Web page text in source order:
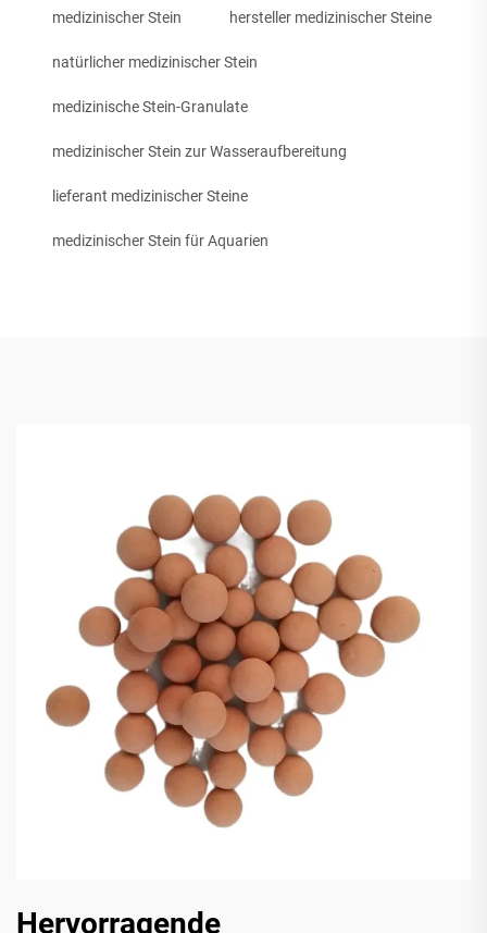
medizinischer Stein hersteller medizinischer Steine
natürlicher medizinischer Stein
medizinische Stein-Granulate
medizinischer Stein zur Wasseraufbereitung
lieferant medizinischer Steine
medizinischer Stein für Aquarien
Hervorragende